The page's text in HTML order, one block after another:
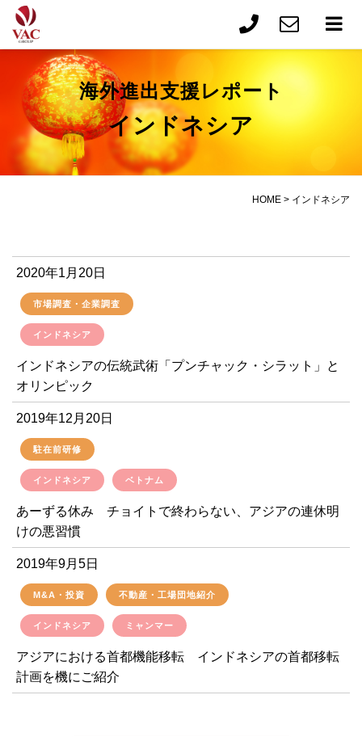
海外進出支援レポート
インドネシア
HOME > インドネシア
2020年1月20日
市場調査・企業調査
インドネシア
インドネシアの伝統武術「プンチャック・シラット」と
オリンピック
2019年12月20日
駐在前研修
インドネシア ベトナム
あーずる休み チョイトで終わらない、アジアの連休明
けの悪習慣
2019年9月5日
M&A・投資 不動産・工場団地紹介
インドネシア ミャンマー
アジアにおける首都機能移転 インドネシアの首都移転
計画を機にご紹介